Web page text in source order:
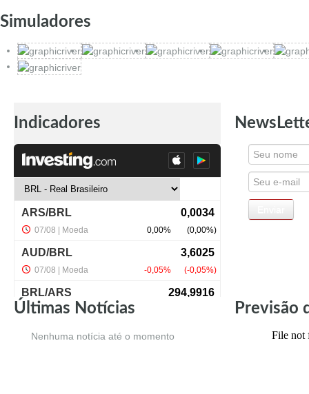
Simuladores
Indicadores
Últimas Notícias
Nenhuma notícia até o momento
Previsão